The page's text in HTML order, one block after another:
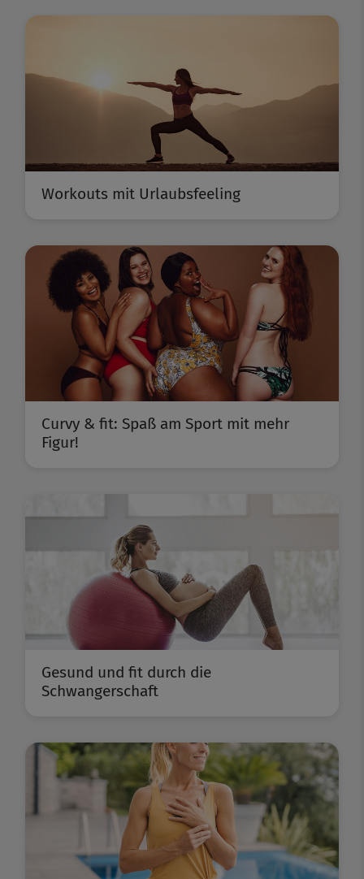
Workouts mit Urlaubsfeeling
Curvy & fit: Spaß am Sport mit mehr
Figur!
Gesund und fit durch die
Schwangerschaft